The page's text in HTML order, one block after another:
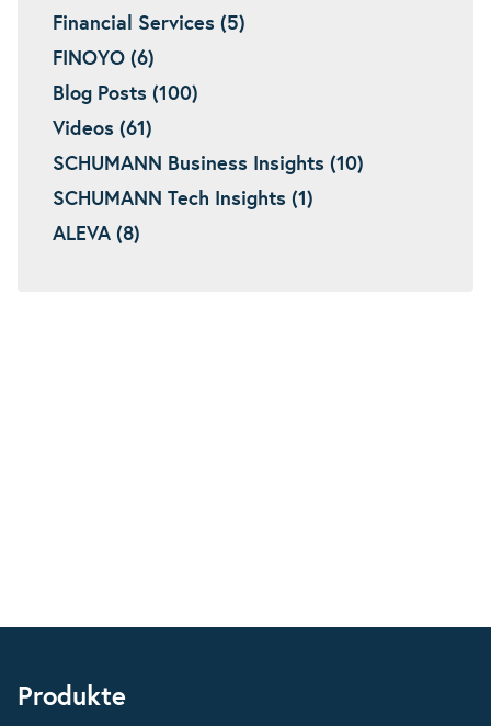
Financial Services (5)
FINOYO (6)
Blog Posts (100)
Videos (61)
SCHUMANN Business Insights (10)
SCHUMANN Tech Insights (1)
ALEVA (8)
Produkte